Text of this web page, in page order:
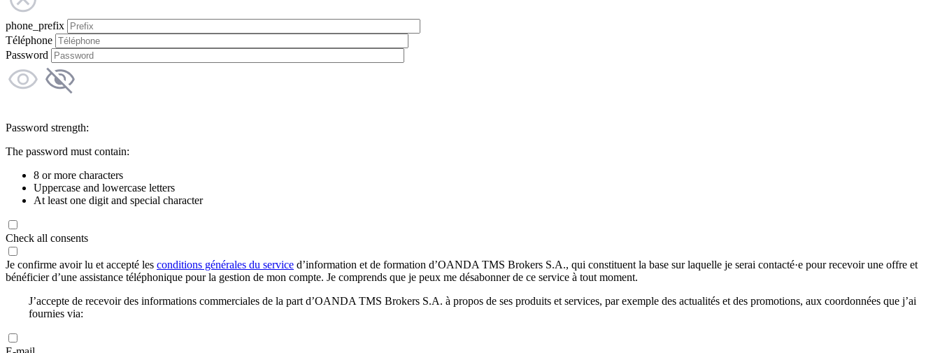
phone_prefix
Téléphone
Password
Password strength:
The password must contain:
8 or more characters
Uppercase and lowercase letters
At least one digit and special character
Check all consents
Je confirme avoir lu et accepté les conditions générales du service d’information et de formation d’OANDA TMS Brokers S.A., qui constituent la base sur laquelle je serai contacté·e pour recevoir une offre et
bénéficier d’une assistance téléphonique pour la gestion de mon compte. Je comprends que je peux me désabonner de ce service à tout moment.
J’accepte de recevoir des informations commerciales de la part d’OANDA TMS Brokers S.A. à propos de ses produits et services, par exemple des actualités et des promotions, aux coordonnées que j’ai
fournies via: